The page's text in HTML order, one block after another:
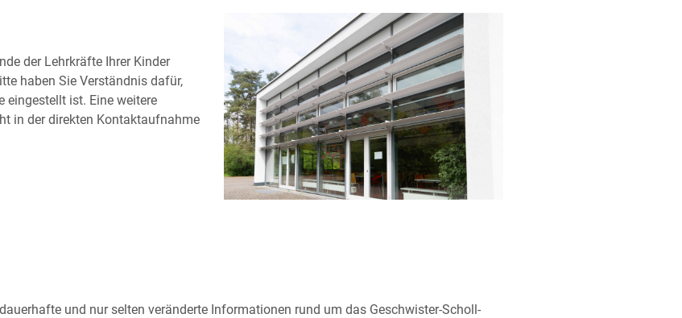
der Lehrkräfte Ihrer Kinder
haben Sie Verständnis dafür,
eingestellt ist. Eine weitere
in der direkten Kontaktaufnahme
und nur selten veränderte Informationen rund um das Geschwister-Scholl-